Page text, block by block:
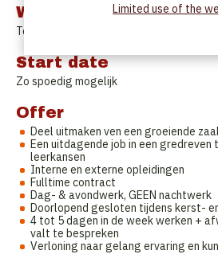
Work Schedule
Te bespreken.
Start date
Zo spoedig mogelijk
Offer
Deel uitmaken ven een groeiende
Een uitdagende job in een gredreven
leerkansen
Interne en externe opleidingen
Fulltime contract
Dag- & avondwerk, GEEN nachtwerk
Doorlopend gesloten tijdens kerst-
4 tot 5 dagen in de week werken +
valt te bespreken
Verloning naar gelang ervaring en
Limited use of the